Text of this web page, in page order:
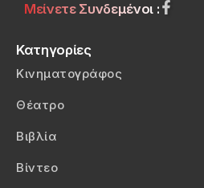
Μείνετε Συνδεμένοι :
Κατηγορίες
Κινηματογράφος
Θέατρο
Βιβλία
Βίντεο